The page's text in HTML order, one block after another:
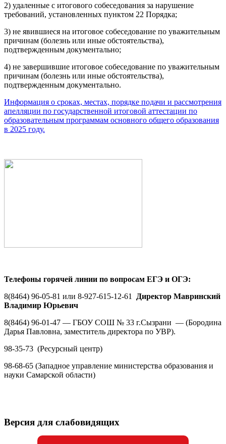
2) удаленные с итогового собеседования за нарушение
требований, установленных пунктом 22 Порядка;
3) не явившиеся на итоговое собеседование по уважительным
причинам (болезнь или иные обстоятельства),
подтвержденным документально;
4) не завершившие итоговое собеседование по уважительным
причинам (болезнь или иные обстоятельства),
подтвержденным документально.
Информация о сроках, местах, порядке подачи и рассмотрения
апелляции по государственной итоговой аттестации по
образовательным программам основного общего образования
в 2025 году.
Телефоны горячей линии по вопросам ЕГЭ и ОГЭ:
8(8464) 96-05-81 или 8-927-615-12-61
Директор Мавринский
Владимир Юрьевич
8(8464) 96-01-47 — ГБОУ СОШ № 33 г.Сызрани — (Бородина
Дарья Павловна, заместитель директора по УВР).
98-35-73 (Ресурсный центр)
98-68-65 (Западное управление министерства образования и
науки Самарской области)
Версия для слабовидящих